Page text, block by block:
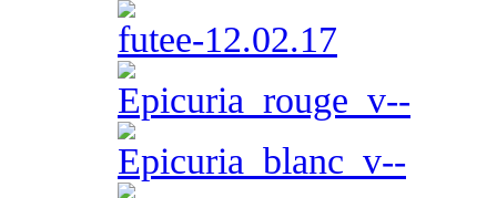
futee-12.02.17
Epicuria_rouge_v--
Epicuria_blanc_v--